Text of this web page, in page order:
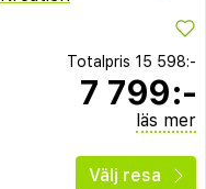
Totalpris 15 598:-
7 799:-
läs mer
Välj resa